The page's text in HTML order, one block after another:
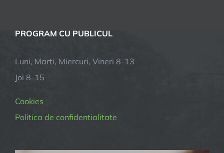
PROGRAM CU PUBLICUL
Luni, Marti, Miercuri, Vineri 8-13
Joi 8-15
Cookies
Politica de confidentialitate